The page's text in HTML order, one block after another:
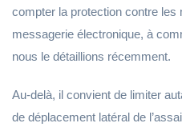
compter la protection contre les
messagerie électronique, à
nous le détaillions récemment.
Au-delà, il convient de limiter
de déplacement latéral de